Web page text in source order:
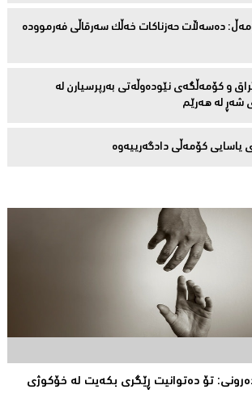
دەسەڵات حەزناکات خەڵک سەرقاڵى فەرموودە
و كۆمەڵگەی نێودەوڵەتی بەرپرسیارن لە
شەڕ لە هەرێم
یاسایی کۆمەڵی دادگەرییەوە
تۆ دەتوانیت ڕێگری بکەیت لە خۆکوژی